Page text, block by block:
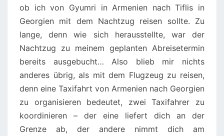
ob ich von Gyumri in Armenien nach Tiflis in
Georgien mit dem Nachtzug reisen sollte. Zu
lange, denn wie sich herausstellte, war der
Nachtzug zu meinem geplanten Abreisetermin
bereits ausgebucht… Also blieb mir nichts
anderes übrig, als mit dem Flugzeug zu reisen,
denn eine Taxifahrt von Armenien nach Georgien
zu organisieren bedeutet, zwei Taxifahrer zu
koordinieren – der eine liefert dich an der
Grenze ab, der andere nimmt dich am